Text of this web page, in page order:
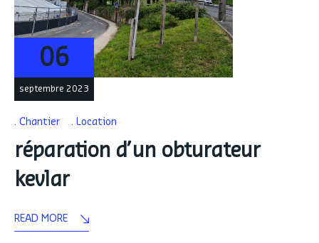
06
septembre 2023
Chantier Location
réparation d’un obturateur
kevlar
READ MORE